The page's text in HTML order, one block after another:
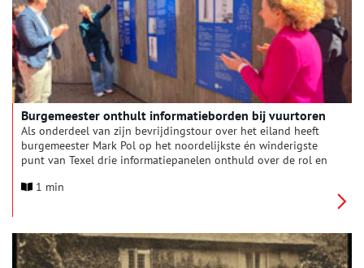
Burgemeester onthult informatieborden bij vuurtoren
Als onderdeel van zijn bevrijdingstour over het eiland heeft
burgemeester Mark Pol op het noordelijkste én winderigste
punt van Texel drie informatiepanelen onthuld over de rol en
Wereldoorlog. De borden zijn bevestigd aan de schutting aan
bekijken.
1 min